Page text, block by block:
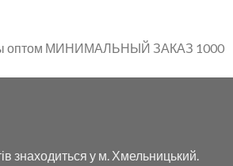
оптом МИНИМАЛЬНЫЙ ЗАКАЗ 1000
знаходиться у м. Хмельницький.